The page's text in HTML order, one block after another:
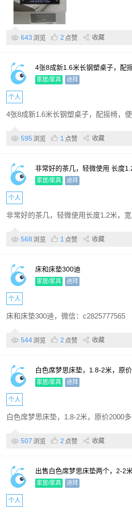
643 浏览 2 点赞 收藏
4张8成新1.6米长钢塑桌子，配
宜处理，2米以及2.5米4层高货
家居/家具 迪拜
个人
4张8成新1.6米长钢塑桌子，配摇椅，
595 浏览 1 点赞 收藏
非常好的茶几，轻微使用 长度
度0.6米 只要100迪 国际城可送
家居/家具 迪拜
个人
非常好的茶几，轻微使用长度1.2米，
568 浏览 1 点赞 收藏
床和床垫300迪
家居/家具 迪拜
个人
床和床垫300迪，微信：c2825777565
544浏览 2 点赞 收藏
白色席梦思床垫，1.8-2米，原
迪拉姆，现1200迪拉姆出售
家居/家具 迪拜
个人
白色席梦思床垫，1.8-2米，原价2000
507 浏览 2 点赞 收藏
出售白色席梦思床垫两个，2-2
米，原价一个2000多迪拉姆，现
家居/家具 迪拜
个人